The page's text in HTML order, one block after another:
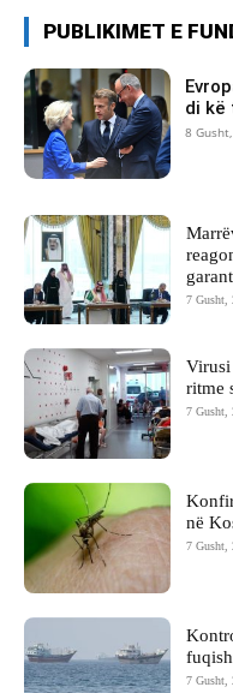
PUBLIKIMET E
di kë
8
7 Gusht,
ritme
7 Gusht,
në
7 Gusht,
7 Gusht,